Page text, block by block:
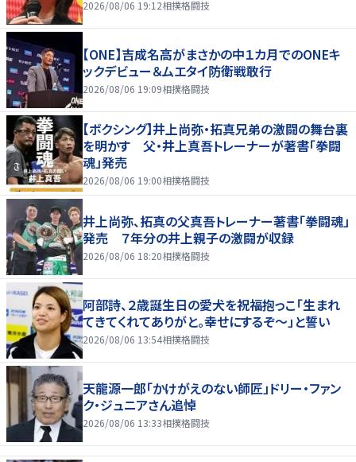
2026/08/06 19:12相撲格闘技
【ONE】吉成名高がまさかの中１カ月でのONEキ
ックデビュー＆ムエタイ防衛戦敢行
2026/08/06 19:09相撲格闘技
【ボクシング】井上尚弥・拓真兄弟の激闘の舞台裏
を明かす 父・井上真吾トレーナーが著書「拳闘
魂」発売
2026/08/06 19:00相撲格闘技
井上尚弥、拓真の父真吾トレーナー著書「拳闘魂」
発売 ７年分の井上親子の激闘が収録
2026/08/06 18:20相撲格闘技
阿部詩、２歳誕生日の愛犬を祝福抱っこ「生まれ
てきてくれてありがと。幸せにするぞ～」と誓い
2026/08/06 13:54相撲格闘技
天龍源一郎「かけがえのない師匠」ドリー・ファン
ク・ジュニアさん追悼
2026/08/06 13:33相撲格闘技